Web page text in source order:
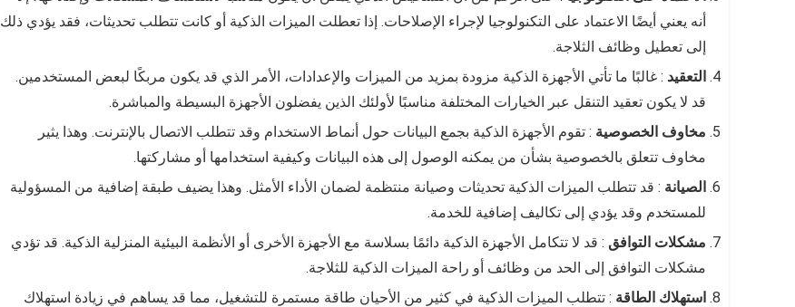
أنه يعني أيضًا الاعتماد على التكنولوجيا لإجراء الإصلاحات. إذا تعطلت الميزات الذكية أو كانت تتطلب تحديثات، فقد يؤدي ذلك
إلى تعطيل وظائف الثلاجة.
التعقيد : غالبًا ما تأتي الأجهزة الذكية مزودة بمزيد من الميزات والإعدادات، الأمر الذي قد يكون مربكًا لبعض المستخدمين.
قد لا يكون تعقيد التنقل عبر الخيارات المختلفة مناسبًا لأولئك الذين يفضلون الأجهزة البسيطة والمباشرة.
مخاوف الخصوصية : تقوم الأجهزة الذكية بجمع البيانات حول أنماط الاستخدام وقد تتطلب الاتصال بالإنترنت. وهذا يثير
مخاوف تتعلق بالخصوصية بشأن من يمكنه الوصول إلى هذه البيانات وكيفية استخدامها أو مشاركتها.
الصيانة : قد تتطلب الميزات الذكية تحديثات وصيانة منتظمة لضمان الأداء الأمثل. وهذا يضيف طبقة إضافية من المسؤولية
للمستخدم وقد يؤدي إلى تكاليف إضافية للخدمة.
مشكلات التوافق : قد لا تتكامل الأجهزة الذكية دائمًا بسلاسة مع الأجهزة الأخرى أو الأنظمة البيئية المنزلية الذكية. قد تؤدي
مشكلات التوافق إلى الحد من وظائف أو راحة الميزات الذكية للثلاجة.
استهلاك الطاقة : تتطلب الميزات الذكية في كثير من الأحيان طاقة مستمرة للتشغيل، مما قد يساهم في زيادة استهلاك